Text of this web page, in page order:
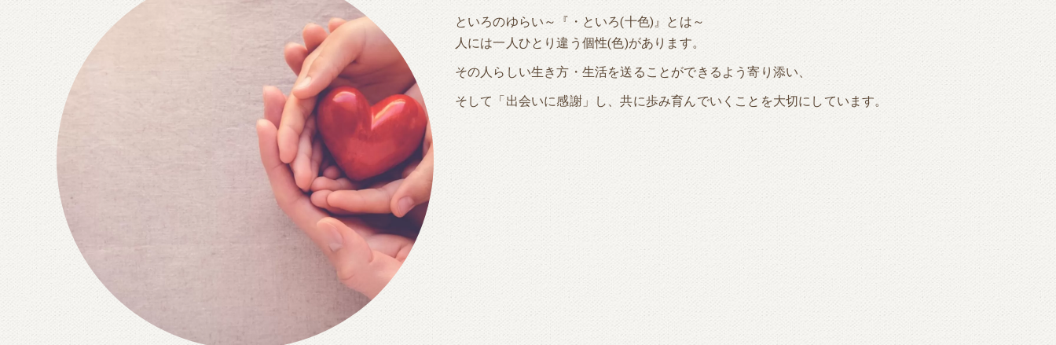
といろのゆらい～『・といろ(十色)』とは～
人には一人ひとり違う個性(色)があります。
その人らしい生き方・生活を送ることができるよう寄り添い、
そして「出会いに感謝」し、共に歩み育んでいくことを大切にしています。